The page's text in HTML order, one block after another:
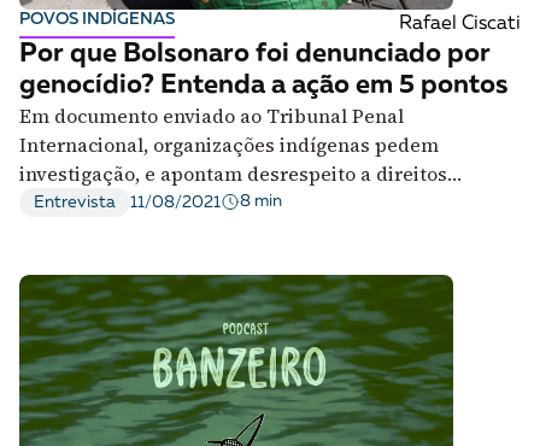
POVOS INDÍGENAS Rafael Ciscati
Por que Bolsonaro foi denunciado por
genocídio? Entenda a ação em 5 pontos
Em documento enviado ao Tribunal Penal
Internacional, organizações indígenas pedem
investigação, e apontam desrespeito a direitos
territoriais entre violações do presidente
Entrevista 11/08/2021 8 min